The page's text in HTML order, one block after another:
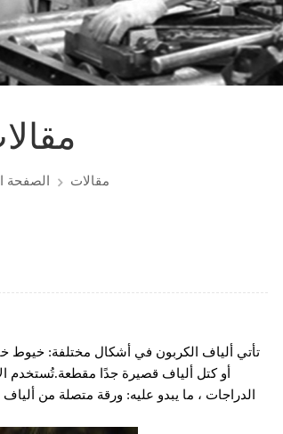
الصفحة مقالات
تأتي ألياف الكربون في أشكال مختلفة: خيوط
أو كتل ألياف قصيرة جدًا مقطعة.تُستخدم
الدراجات ، ما يبدو عليه: ورقة متصلة من